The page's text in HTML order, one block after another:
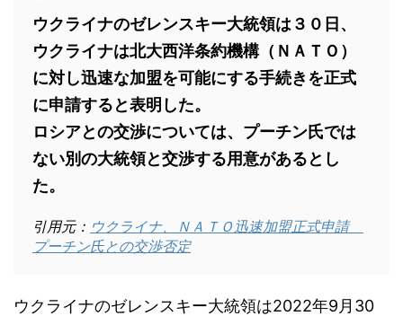
ウクライナのゼレンスキー大統領は３０日、
ウクライナは北大西洋条約機構（ＮＡＴＯ）
に対し迅速な加盟を可能にする手続きを正式
に申請すると表明した。
ロシアとの交渉については、プーチン氏では
ない別の大統領と交渉する用意があるとし
た。
引用元： ウクライナ、ＮＡＴＯ迅速加盟正式申請
プーチン氏との交渉否定
ウクライナのゼレンスキー大統領は2022年9月30